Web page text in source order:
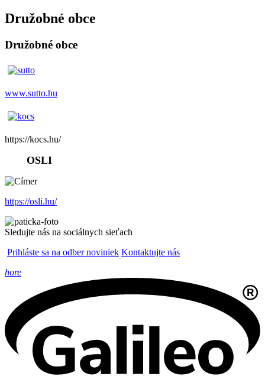
Družobné obce
Družobné obce
www.sutto.hu
https://kocs.hu/
OSLI
https://osli.hu/
Sledujte nás na sociálnych sieťach
Prihláste sa na odber noviniek Kontaktujte nás
hore